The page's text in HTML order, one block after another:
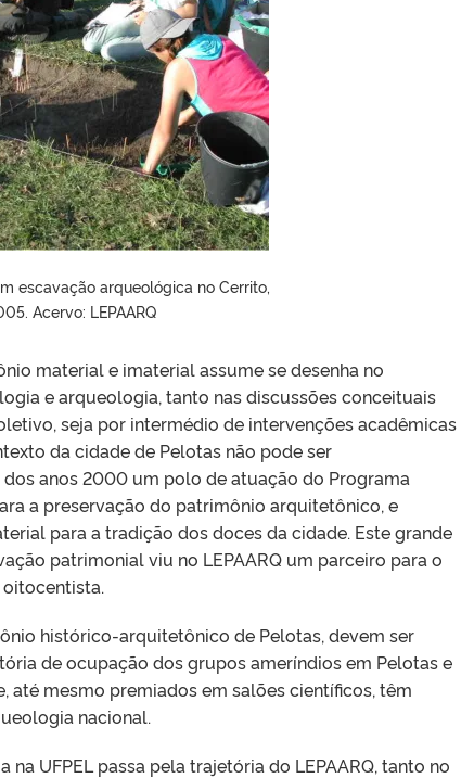
escavação arqueológica no Cerrito,
Acervo: LEPAARQ
material e imaterial assume se desenha no
e arqueologia, tanto nas discussões conceituais
seja por intermédio de intervenções acadêmicas
da cidade de Pelotas não pode ser
anos 2000 um polo de atuação do Programa
a preservação do patrimônio arquitetônico, e
para a tradição dos doces da cidade. Este grande
patrimonial viu no LEPAARQ um parceiro para o
histórico-arquitetônico de Pelotas, devem ser
de ocupação dos grupos ameríndios em Pelotas e
até mesmo premiados em salões científicos, têm
nacional.
UFPEL passa pela trajetória do LEPAARQ, tanto no